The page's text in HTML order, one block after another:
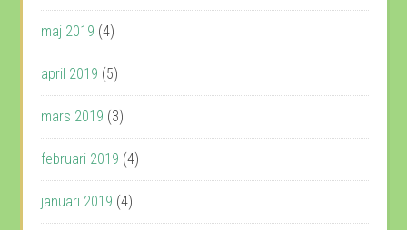
maj 2019 (4)
april 2019 (5)
mars 2019 (3)
februari 2019 (4)
januari 2019 (4)